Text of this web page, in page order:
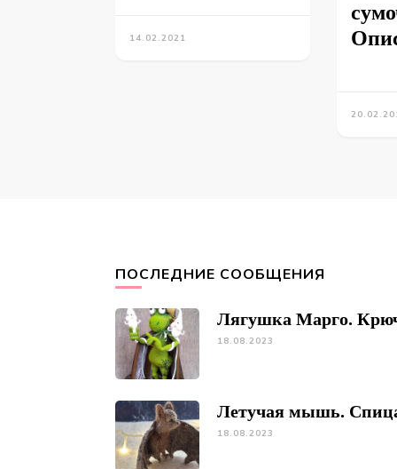
14.02.2021
ПОСЛЕДНИЕ СООБЩЕНИЯ
Лягушка Марго.
18.08.2023
Летучая мышь.
18.08.2023